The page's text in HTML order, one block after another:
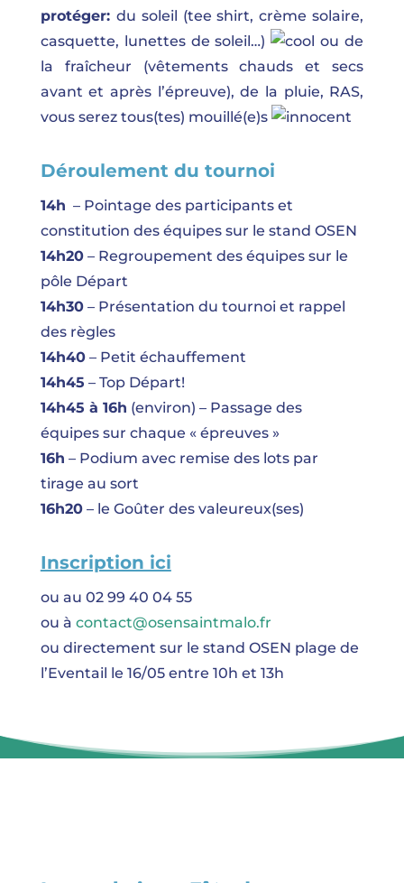
protéger: du soleil (tee shirt, crème solaire,
casquette, lunettes de soleil…)
ou de
la fraîcheur (vêtements chauds et secs
avant et après l’épreuve), de la pluie, RAS,
vous serez tous(tes) mouillé(e)s
Déroulement du tournoi
14h – Pointage des participants et
constitution des équipes sur le stand OSEN
14h20– Regroupement des équipes sur le
pôle Départ
14h30– Présentation du tournoi et rappel
des règles
14h40– Petit échauffement
14h45 – Top Départ!
14h45 à 16h (environ) – Passage des
équipes sur chaque « épreuves »
16h – Podium avec remise des lots par
tirage au sort
16h20– le Goûter des valeureux(ses)
Inscription ici
ou au 02 99 40 04 55
ou à contact@osensaintmalo.fr
ou directement sur le stand OSEN plage de
l’Eventail le 16/05 entre 10h et 13h